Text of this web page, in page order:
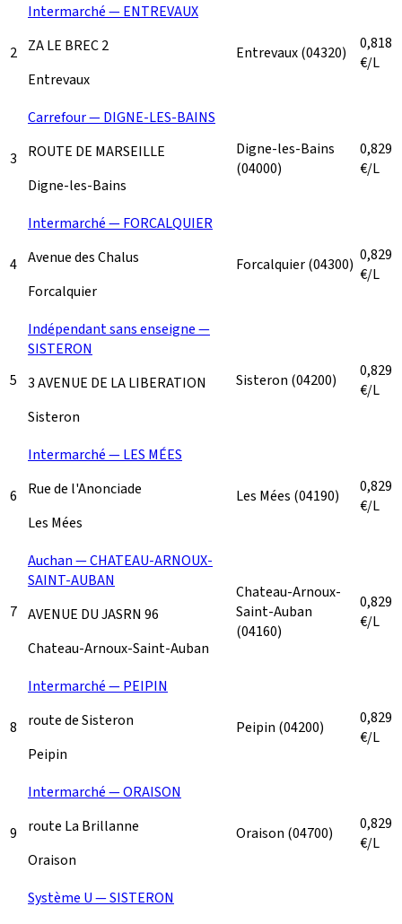
2
Intermarché — ENTREVAUX
ZA LE BREC 2
Entrevaux
Entrevaux(04320)
0,818
€/L
3
Carrefour — DIGNE-LES-BAINS
ROUTE DE MARSEILLE
Digne-les-Bains
Digne-les-Bains
(04000)
0,829
€/L
4
Intermarché — FORCALQUIER
Avenue des Chalus
Forcalquier
Forcalquier(04300) 0,829
€/L
5
Indépendant sans enseigne —
SISTERON
3 AVENUE DE LA LIBERATION
Sisteron
Sisteron (04200)
0,829
€/L
6
Intermarché — LES MÉES
Rue de l'Anonciade
Les Mées
Les Mées (04190)
0,829
€/L
7
Auchan — CHATEAU-ARNOUX-
SAINT-AUBAN
AVENUE DU JASRN 96
Chateau-Arnoux-Saint-Auban
Chateau-Arnoux-
Saint-Auban
(04160)
0,829
€/L
8
Intermarché — PEIPIN
route de Sisteron
Peipin
Peipin (04200)
0,829
€/L
9
Intermarché — ORAISON
route La Brillanne
Oraison
Oraison (04700)
0,829
€/L
Système U — SISTERON